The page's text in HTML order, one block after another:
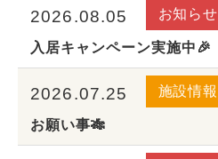
2026.08.05 お知らせ
入居キャンペーン実施中🎉
2026.07.25 施設情報
お願い事🎋